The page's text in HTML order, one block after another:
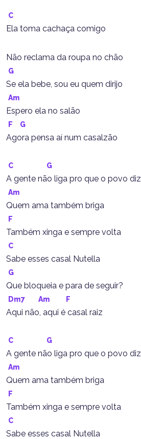
C
Ela toma cachaça comigo
Não reclama da roupa no chão
G
Se ela bebe, sou eu quem dirijo
Am
Espero ela no salão
F G
Agora pensa aí num casalzão
C G
A gente não liga pro que o povo diz
Am
Quem ama também briga
F
Também xinga e sempre volta
C
Sabe esses casal Nutella
G
Que bloqueia e para de seguir?
Dm7 Am F
Aqui não, aqui é casal raiz
C G
A gente não liga pro que o povo diz
Am
Quem ama também briga
F
Também xinga e sempre volta
C
Sabe esses casal Nutella